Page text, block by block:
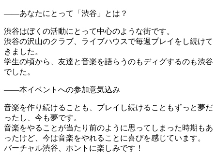
——あなたにとって「渋谷」とは？
渋谷はぼくの活動にとって中心のような街です。
渋谷の沢山のクラブ、ライブハウスで毎週プレイをし続けて
きました。
学生の頃から、友達と音楽を語らうのもディグするのも渋谷
でした。
——本イベントへの参加意気込み
音楽を作り続けることも、プレイし続けることもずっと夢だ
ったし、今も夢です。
音楽をやることが当たり前のように思ってしまった時期もあ
ったけど、今は音楽をやれることに喜びを感じています。
バーチャル渋谷、ホントに楽しみです！